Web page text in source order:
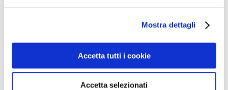
Mostra dettagli
Accetta tutti i cookie
Accetta selezionati
l'accesso alla Openlogs.TV.
già in possesso delle credenziali oppure
clicca quiper scoprire come accedere.